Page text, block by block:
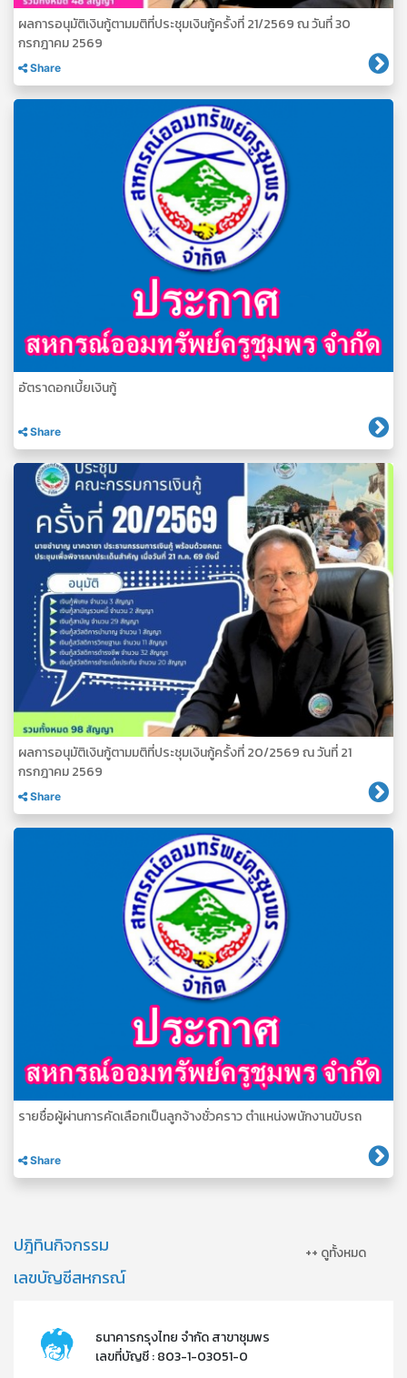
ผลการอนุมัติเงินกู้ตามมติที่ประชุมเงินกู้ครั้งที่ 21/2569 ณ วันที่ 30
กรกฎาคม 2569
Share
อัตราดอกเบี้ยเงินกู้
Share
ผลการอนุมัติเงินกู้ตามมติที่ประชุมเงินกู้ครั้งที่ 20/2569 ณ วันที่ 21
กรกฎาคม 2569
Share
รายชื่อผู้ผ่านการคัดเลือกเป็นลูกจ้างชั่วคราว ตำแหน่งพนักงานขับรถ
Share
ปฎิทินกิจกรรม ++ ดูทั้งหมด
เลขบัญชีสหกรณ์
ธนาคารกรุงไทย จำกัด สาขาชุมพร
เลขที่บัญชี : 803-1-03051-0